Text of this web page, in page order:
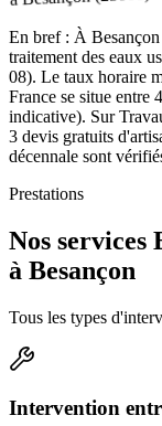
En bref : À
traitement des eaux
08). Le taux horaire
France se situe entre
indicative). Sur
3 devis gratuits
décennale sont
Prestations
Nos services
à Besançon
Tous les types
Intervention